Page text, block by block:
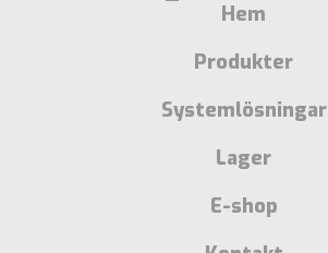
Hem
Produkter
Systemlösningar
Lager
E-shop